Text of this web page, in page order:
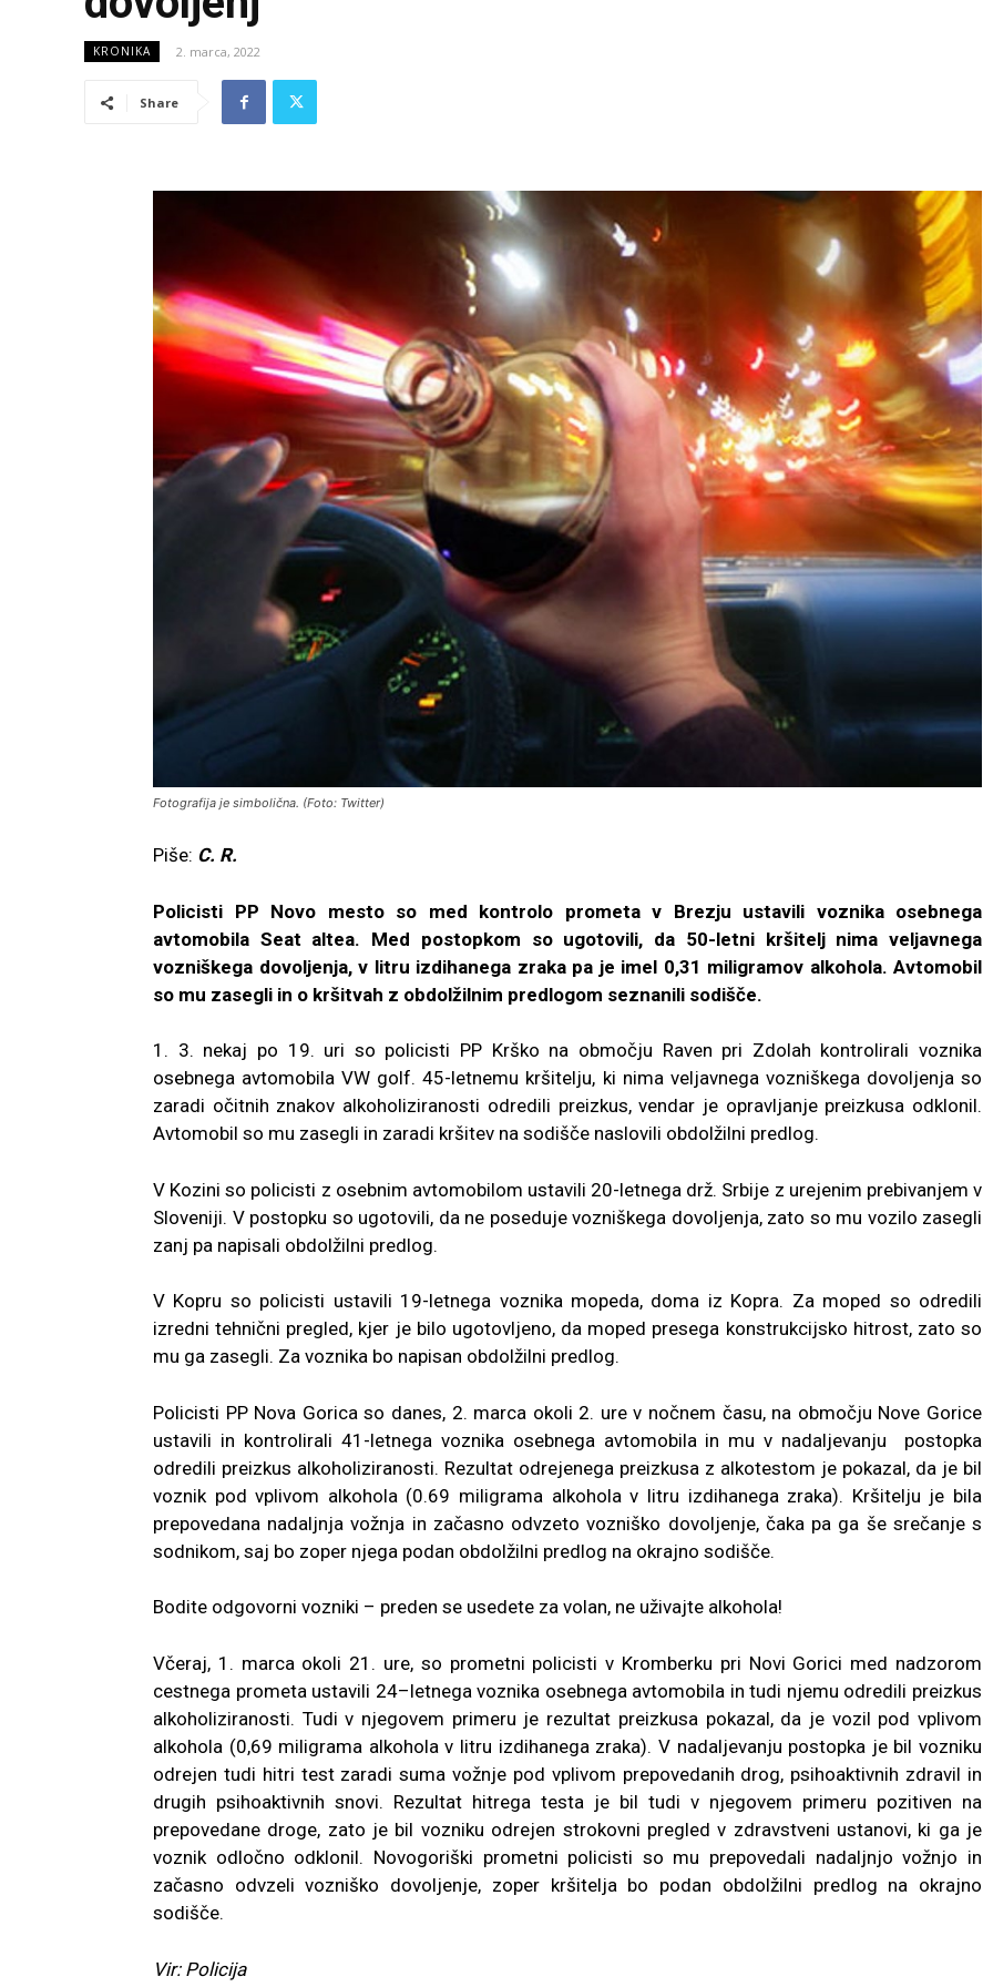
KRONIKA 2. marca, 2022
Share
Fotografija je simbolična. (Foto: Twitter)
Piše: C. R.
Policisti PP Novo mesto so med kontrolo prometa v Brezju ustavili voznika osebnega
avtomobila Seat altea. Med postopkom so ugotovili, da 50-letni kršitelj nima veljavnega
vozniškega dovoljenja, v litru izdihanega zraka pa je imel 0,31 miligramov alkohola. Avtomobil
so mu zasegli in o kršitvah z obdolžilnim predlogom seznanili sodišče.
1. 3. nekaj po 19. uri so policisti PP Krško na območju Raven pri Zdolah kontrolirali voznika
osebnega avtomobila VW golf. 45-letnemu kršitelju, ki nima veljavnega vozniškega dovoljenja so
zaradi očitnih znakov alkoholiziranosti odredili preizkus, vendar je opravljanje preizkusa odklonil.
Avtomobil so mu zasegli in zaradi kršitev na sodišče naslovili obdolžilni predlog.
V Kozini so policisti z osebnim avtomobilom ustavili 20-letnega drž. Srbije z urejenim prebivanjem v
Sloveniji. V postopku so ugotovili, da ne poseduje vozniškega dovoljenja, zato so mu vozilo zasegli
zanj pa napisali obdolžilni predlog.
V Kopru so policisti ustavili 19-letnega voznika mopeda, doma iz Kopra. Za moped so odredili
izredni tehnični pregled, kjer je bilo ugotovljeno, da moped presega konstrukcijsko hitrost, zato so
mu ga zasegli. Za voznika bo napisan obdolžilni predlog.
Policisti PP Nova Gorica so danes, 2. marca okoli 2. ure v nočnem času, na območju Nove Gorice
ustavili in kontrolirali 41-letnega voznika osebnega avtomobila in mu v nadaljevanju postopka
odredili preizkus alkoholiziranosti. Rezultat odrejenega preizkusa z alkotestom je pokazal, da je bil
voznik pod vplivom alkohola (0.69 miligrama alkohola v litru izdihanega zraka). Kršitelju je bila
prepovedana nadaljnja vožnja in začasno odvzeto vozniško dovoljenje, čaka pa ga še srečanje s
sodnikom, saj bo zoper njega podan obdolžilni predlog na okrajno sodišče.
Bodite odgovorni vozniki – preden se usedete za volan, ne uživajte alkohola!
Včeraj, 1. marca okoli 21. ure, so prometni policisti v Kromberku pri Novi Gorici med nadzorom
cestnega prometa ustavili 24–letnega voznika osebnega avtomobila in tudi njemu odredili preizkus
alkoholiziranosti. Tudi v njegovem primeru je rezultat preizkusa pokazal, da je vozil pod vplivom
alkohola (0,69 miligrama alkohola v litru izdihanega zraka). V nadaljevanju postopka je bil vozniku
odrejen tudi hitri test zaradi suma vožnje pod vplivom prepovedanih drog, psihoaktivnih zdravil in
drugih psihoaktivnih snovi. Rezultat hitrega testa je bil tudi v njegovem primeru pozitiven na
prepovedane droge, zato je bil vozniku odrejen strokovni pregled v zdravstveni ustanovi, ki ga je
voznik odločno odklonil. Novogoriški prometni policisti so mu prepovedali nadaljnjo vožnjo in
začasno odvzeli vozniško dovoljenje, zoper kršitelja bo podan obdolžilni predlog na okrajno
sodišče.
Vir: Policija